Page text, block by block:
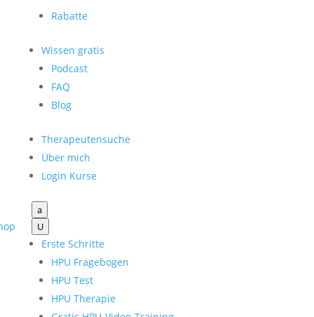
Rabatte
Wissen gratis
Podcast
FAQ
Blog
Therapeutensuche
Über mich
Login Kurse
a
U
Erste Schritte
HPU Fragebogen
HPU Test
HPU Therapie